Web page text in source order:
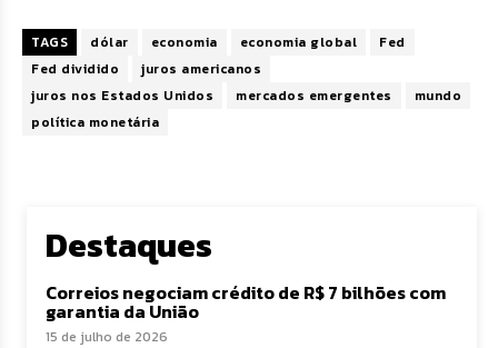
TAGS dólar economia economia global
Fed
Fed dividido
juros americanos
juros nos Estados Unidos
mercados emergentes
mundo
política monetária
Destaques
Correios negociam crédito de R$ 7 bilhões com
garantia da União
15 de julho de 2026